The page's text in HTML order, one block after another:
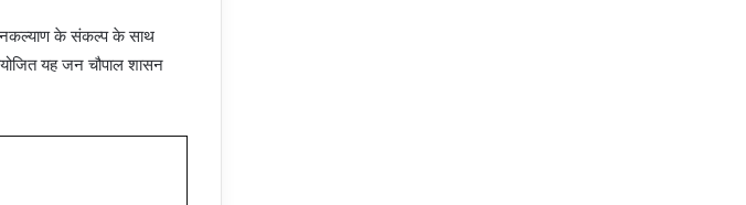
के संकल्प के साथ
यह जन चौपाल शासन